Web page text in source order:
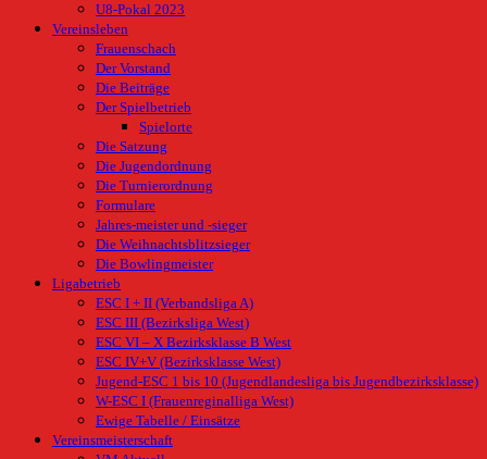
U8-Pokal 2023
Vereinsleben
Frauenschach
Der Vorstand
Die Beiträge
Der Spielbetrieb
Spielorte
Die Satzung
Die Jugendordnung
Die Turnierordnung
Formulare
Jahres-meister und -sieger
Die Weihnachtsblitzsieger
Die Bowlingmeister
Ligabetrieb
ESC I + II (Verbandsliga A)
ESC III (Bezirksliga West)
ESC VI – X Bezirksklasse B West
ESC IV+V (Bezirksklasse West)
Jugend-ESC 1 bis 10 (Jugendlandesliga bis Jugendbezirksklasse)
W-ESC I (Frauenreginalliga West)
Ewige Tabelle / Einsätze
Vereinsmeisterschaft